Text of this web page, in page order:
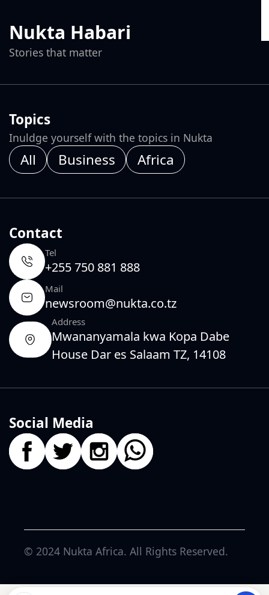
Nukta Habari
Stories that matter
Topics
Inuldge yourself with the topics in Nukta
All Business Africa
Contact
Tel
+255 750 881 888
Mail
newsroom@nukta.co.tz
Address
Mwananyamala kwa Kopa Dabe
House Dar es Salaam TZ, 14108
Social Media
© 2024 Nukta Africa. All Rights Reserved.